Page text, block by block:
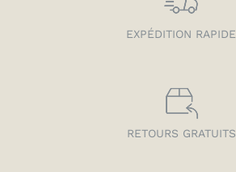
EXPÉDITION RAPIDE
RETOURS GRATUITS